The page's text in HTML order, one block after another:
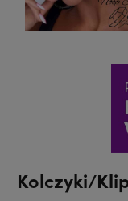
Kolczyki/